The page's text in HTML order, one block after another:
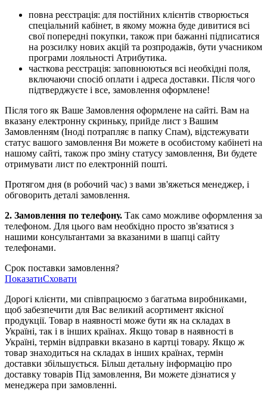
повна реєстрація: для постійних клієнтів створюється
спеціальний кабінет, в якому можна буде дивитися всі
свої попередні покупки, також при бажанні підписатися
на розсилку нових акцій та розпродажів, бути учасником
програми лояльності Атрибутика.
часткова реєстрація: заповнюються всі необхідні поля,
включаючи спосіб оплати і адреса доставки. Після чого
підтверджуєте і все, замовлення оформлене!
Після того як Ваше Замовлення оформлене на сайті. Вам на
вказану електронну скриньку, прийде лист з Вашим
Замовленням (Іноді потрапляє в папку Спам), відстежувати
статус вашого замовлення Ви можете в особистому кабінеті на
нашому сайті, також про зміну статусу замовлення, Ви будете
отримувати лист по електронній пошті.
Протягом дня (в робочий час) з вами зв'яжеться менеджер, і
обговорить деталі замовлення.
2. Замовлення по телефону. Так само можливе оформлення за
телефоном. Для цього вам необхідно просто зв'язатися з
нашими консультантами за вказаними в шапці сайту
телефонами.
Срок поставки замовлення?
ПоказатиСховати
Дорогі клієнти, ми співпрацюємо з багатьма виробниками,
щоб забезпечити для Вас великий асортимент якісної
продукції. Товар в наявності може бути як на складах в
Україні, так і в інших країнах. Якщо товар в наявності в
Україні, термін відправки вказано в картці товару. Якщо ж
товар знаходиться на складах в інших країнах, термін
доставки збільшується. Більш детальну інформацію про
доставку товарів Під замовлення, Ви можете дізнатися у
менеджера при замовленні.